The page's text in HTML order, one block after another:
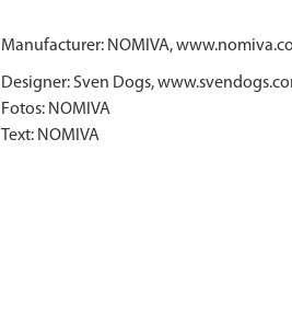
Manufacturer: NOMIVA,
Designer: Sven Dogs,
Fotos: NOMIVA
Text: NOMIVA